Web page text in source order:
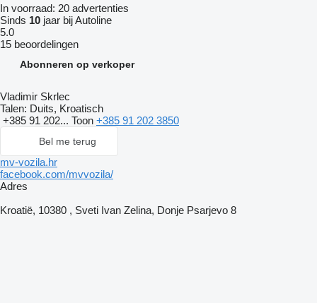
In voorraad: 20 advertenties
Sinds 10 jaar bij Autoline
5.0
15 beoordelingen
Abonneren op verkoper
Vladimir Skrlec
Talen: Duits, Kroatisch
+385 91 202... Toon +385 91 202 3850
Bel me terug
mv-vozila.hr
facebook.com/mvvozila/
Adres
Kroatië, 10380 , Sveti Ivan Zelina, Donje Psarjevo 8